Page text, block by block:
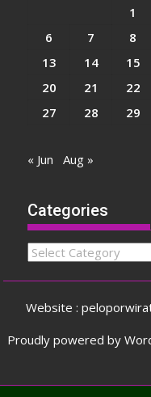
1
6
7 8
13
14 15
20
21 22
27
28 29
« Jun Aug »
Categories
Categories
Website :
Proudly powered by